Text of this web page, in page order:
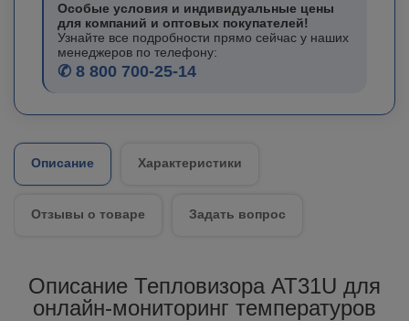
Особые условия и индивидуальные цены
для компаний и оптовых покупателей!
Узнайте все подробности прямо сейчас у наших
менеджеров по телефону:
✆ 8 800 700-25-14
Описание Характеристики
Отзывы о товаре Задать вопрос
Описание Тепловизора AT31U для
онлайн-мониторинг температуров